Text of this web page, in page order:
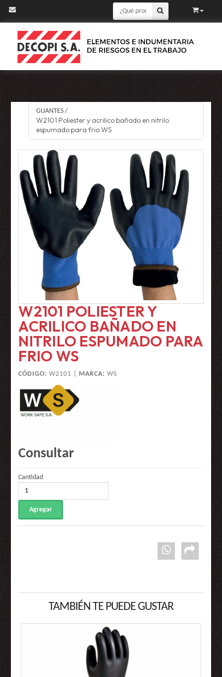
GUANTES /
W2101 Poliester y acrilico bañado en nitrilo
espumado para frio WS
W2101 POLIESTER Y
ACRILICO BAÑADO EN
NITRILO ESPUMADO PARA
FRIO WS
CÓDIGO: W2101 | MARCA: WS
Consultar
Cantidad
TAMBIÉN TE PUEDE GUSTAR